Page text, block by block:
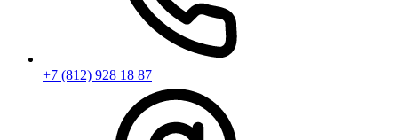
+7 (812) 928 18 87